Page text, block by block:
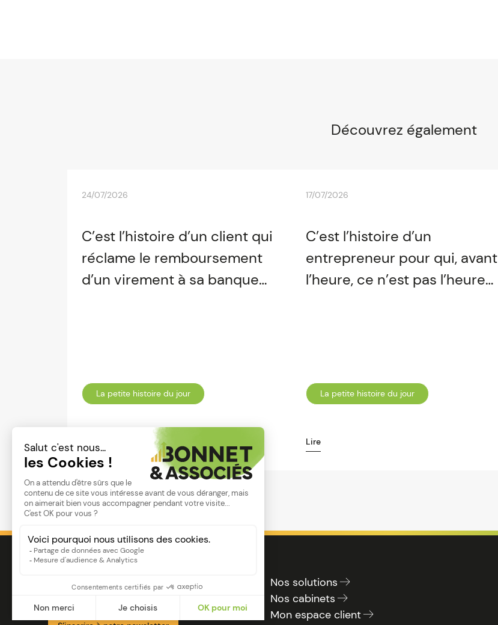
Découvrez également
24/07/2026
C’est l’histoire d’un client qui
réclame le remboursement
d’un virement à sa banque…
La petite histoire du jour
17/07/2026
C’est l’histoire d’un
entrepreneur pour qui, avant
l’heure, ce n’est pas l’heure…
La petite histoire du jour
Lire
Ensemble pour votre réussite
Nos solutions
Nos cabinets
Mon espace client